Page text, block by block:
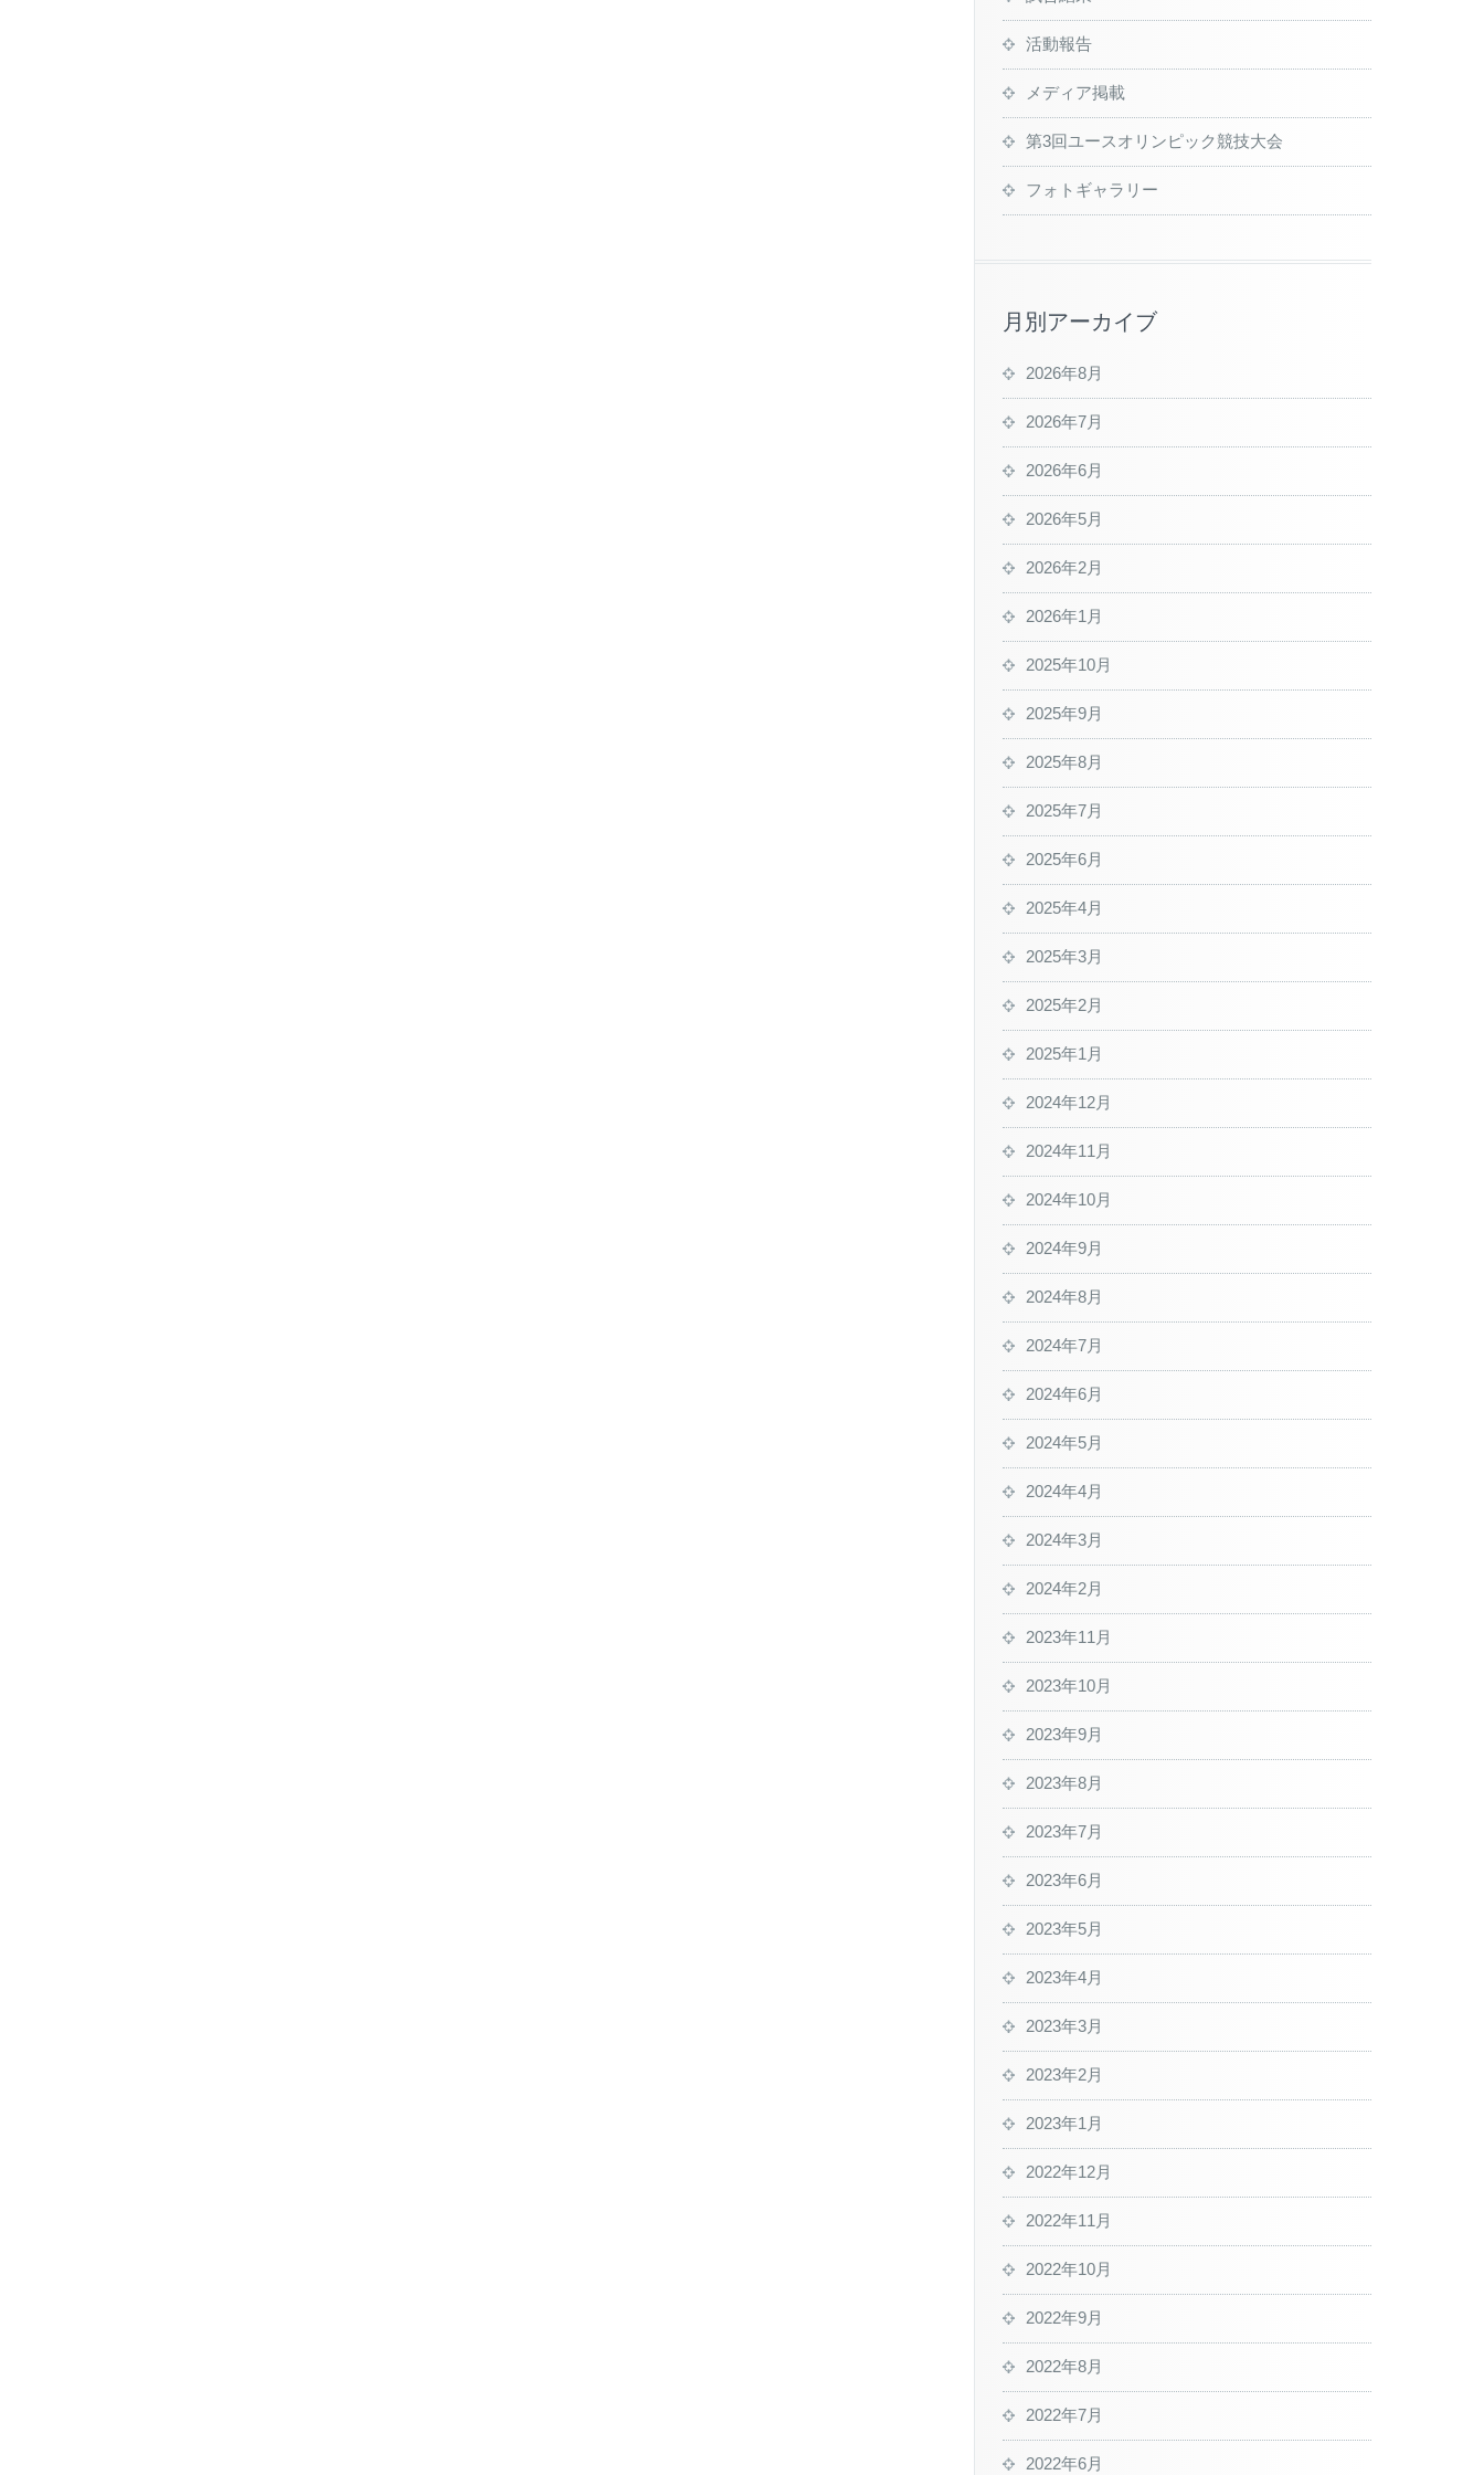
活動報告
メディア掲載
第3回ユースオリンピック競技大会
フォトギャラリー
月別アーカイブ
2026年8月
2026年7月
2026年6月
2026年5月
2026年2月
2026年1月
2025年10月
2025年9月
2025年8月
2025年7月
2025年6月
2025年4月
2025年3月
2025年2月
2025年1月
2024年12月
2024年11月
2024年10月
2024年9月
2024年8月
2024年7月
2024年6月
2024年5月
2024年4月
2024年3月
2024年2月
2023年11月
2023年10月
2023年9月
2023年8月
2023年7月
2023年6月
2023年5月
2023年4月
2023年3月
2023年2月
2023年1月
2022年12月
2022年11月
2022年10月
2022年9月
2022年8月
2022年7月
2022年6月